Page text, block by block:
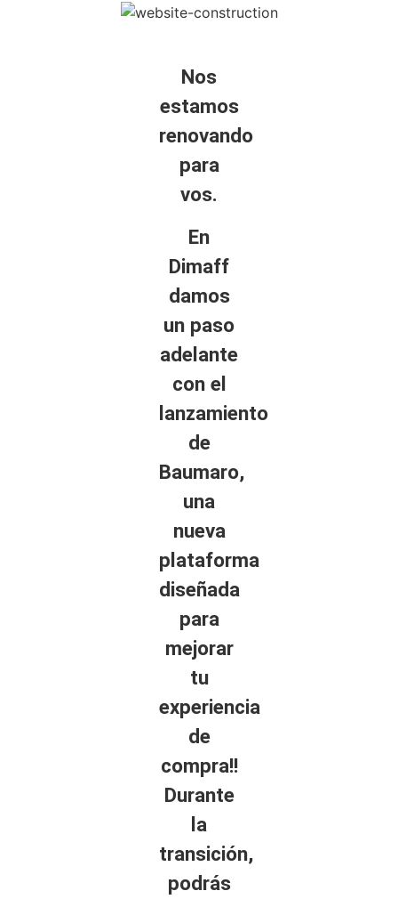
Nos
estamos
renovando
para
vos.
En
Dimaff
damos
un paso
adelante
con el
lanzamiento
de
Baumaro,
una
nueva
plataforma
diseñada
para
mejorar
tu
experiencia
de
compra!!
Durante
la
transición,
podrás